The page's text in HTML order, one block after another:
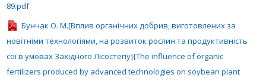
89.pdf
Бунчак О. М.[Вплив органічних добрив, виготовлених за
новітніми технологіями, на розвиток рослин та продуктивність
сої в умовах Західного Лісостепу]{The influence of organic
fertilizers produced by advanced technologies on soybean plant